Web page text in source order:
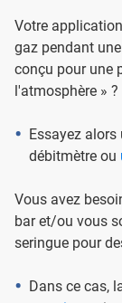
Votre
gaz pendant
conçu pour une
l'atmosphère » ?
Essayez
débitmètre ou
Vous avez
bar et/ou vous
seringue pour
Dans ce cas,